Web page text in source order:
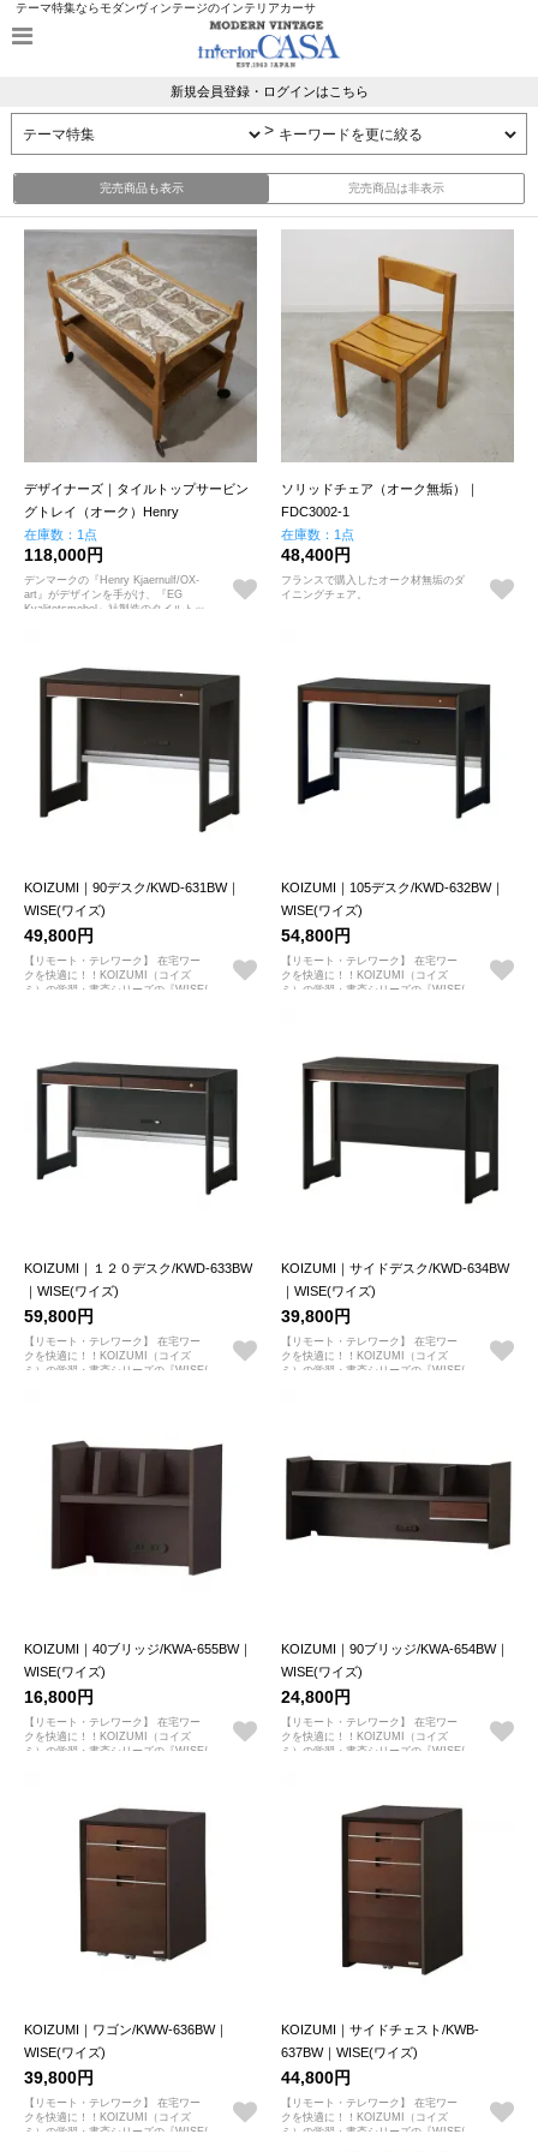
テーマ特集ならモダンヴィンテージのインテリアカーサ
新規会員登録・ログインはこちら
>
完売商品も表示 完売商品は非表示
デザイナーズ｜タイルトップサービン
グトレイ（オーク）Henry
Kjaernulf&OX-art｜UD19305
在庫数：1点
118,000円
デンマークの『Henry Kjaernulf/OX-
art』がデザインを手がけ、『EG
Kvalitetsmobel』社製造のタイルトッ
ソリッドチェア（オーク無垢）｜
FDC3002-1
在庫数：1点
48,400円
フランスで購入したオーク材無垢のダ
イニングチェア。
KOIZUMI｜90デスク/KWD-631BW｜
WISE(ワイズ)
49,800円
【リモート・テレワーク】 在宅ワー
クを快適に！！KOIZUMI（コイズ
ミ）の学習・書斎シリーズの『WISE/
KOIZUMI｜105デスク/KWD-632BW｜
WISE(ワイズ)
54,800円
【リモート・テレワーク】 在宅ワー
クを快適に！！KOIZUMI（コイズ
ミ）の学習・書斎シリーズの『WISE/
KOIZUMI｜１２０デスク/KWD-633BW
｜WISE(ワイズ)
59,800円
【リモート・テレワーク】 在宅ワー
クを快適に！！KOIZUMI（コイズ
ミ）の学習・書斎シリーズの『WISE/
KOIZUMI｜サイドデスク/KWD-634BW
｜WISE(ワイズ)
39,800円
【リモート・テレワーク】 在宅ワー
クを快適に！！KOIZUMI（コイズ
ミ）の学習・書斎シリーズの『WISE/
KOIZUMI｜40ブリッジ/KWA-655BW｜
WISE(ワイズ)
16,800円
【リモート・テレワーク】 在宅ワー
クを快適に！！KOIZUMI（コイズ
ミ）の学習・書斎シリーズの『WISE/
KOIZUMI｜90ブリッジ/KWA-654BW｜
WISE(ワイズ)
24,800円
【リモート・テレワーク】 在宅ワー
クを快適に！！KOIZUMI（コイズ
ミ）の学習・書斎シリーズの『WISE/
KOIZUMI｜ワゴン/KWW-636BW｜
WISE(ワイズ)
39,800円
【リモート・テレワーク】 在宅ワー
クを快適に！！KOIZUMI（コイズ
ミ）の学習・書斎シリーズの『WISE/
KOIZUMI｜サイドチェスト/KWB-
637BW｜WISE(ワイズ)
44,800円
【リモート・テレワーク】 在宅ワー
クを快適に！！KOIZUMI（コイズ
ミ）の学習・書斎シリーズの『WISE/